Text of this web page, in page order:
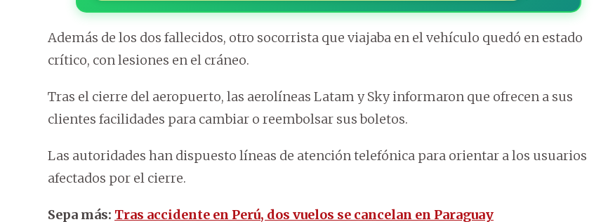
Además de los dos fallecidos, otro socorrista que viajaba en el vehículo quedó en estado
crítico, con lesiones en el cráneo.
Tras el cierre del aeropuerto, las aerolíneas Latam y Sky informaron que ofrecen a sus
clientes facilidades para cambiar o reembolsar sus boletos.
Las autoridades han dispuesto líneas de atención telefónica para orientar a los usuarios
afectados por el cierre.
Sepa más: Tras accidente en Perú, dos vuelos se cancelan en Paraguay